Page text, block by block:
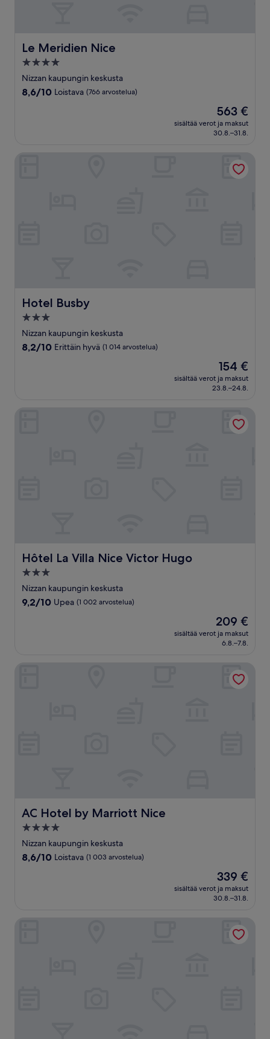
Le Meridien Nice
Le Meridien Nice
4.0
tähden
majoituspaikka
Nizzan kaupungin keskusta
8.6
8,6/10 Loistava (766 arvostelua)
Hinta
on
563 €
563 €
sisältää verot ja maksut
30.8.–31.8.
Hotel Busby
Hotel Busby
3.0
tähden
majoituspaikka
Nizzan kaupungin keskusta
8.2
arvostelua)
8,2/10 Erittäin hyvä (1 014 arvostelua)
Hinta
on
154 €
154 €
sisältää verot ja maksut
23.8.–24.8.
Hôtel La Villa Nice Victor Hugo
Hôtel La Villa Nice Victor Hugo
3.0
tähden
majoituspaikka
Nizzan kaupungin keskusta
9.2
9,2/10 Upea (1 002 arvostelua)
Hinta
on
209 €
209 €
sisältää verot ja maksut
6.8.–7.8.
AC Hotel by Marriott Nice
AC Hotel by Marriott Nice
4.0
tähden
majoituspaikka
Nizzan kaupungin keskusta
8.6
8,6/10 Loistava (1 003 arvostelua)
Hinta
on
339 €
339 €
sisältää verot ja maksut
30.8.–31.8.